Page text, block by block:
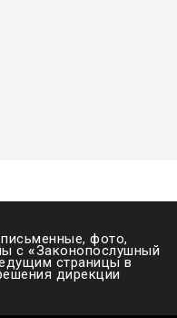
фото,
с «Законопослушный
страницы в
дирекции